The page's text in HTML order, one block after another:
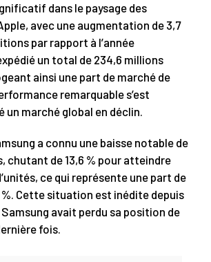
dans le paysage des
avec une augmentation de 3,7
par rapport à l’année
un total de 234,6 millions
ainsi une part de marché de
remarquable s’est
un marché global en déclin.
a connu une baisse notable de
chutant de 13,6 % pour atteindre
ce qui représente une part de
%. Cette situation est inédite depuis
Samsung avait perdu sa position de
fois.